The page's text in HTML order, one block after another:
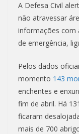
A Defesa Civil
não atravessar
informações com
de emergência,
Pelos dados
momento 143
enchentes e
fim de abril. Há
ficaram
mais de 700